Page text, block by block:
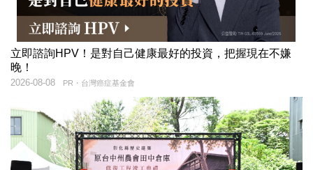
立即諮詢HPV！是對自己健康最好的投資，把握現在不嫌
晚！
PR・台灣癌症基金會
2026-08-08